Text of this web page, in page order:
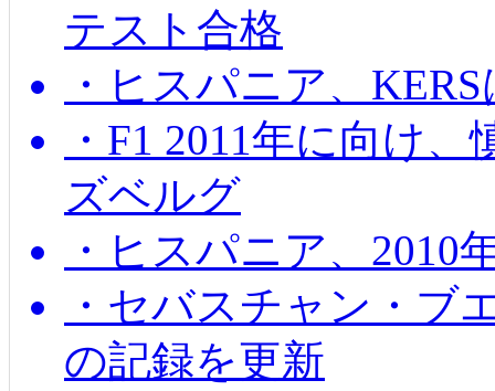
テスト合格
・ヒスパニア、
・F1 2011年に向け
ズベルグ
・ヒスパニア、2010
・セバスチャン・ブ
の記録を更新